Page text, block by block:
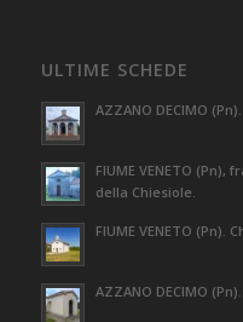
ULTIME SCHEDE
AZZANO DECIMO
FIUME VENETO (Pn),
della Chiesiole.
FIUME VENETO (Pn).
AZZANO DECIMO